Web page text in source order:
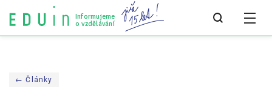
Informujeme
o vzdělávání
Všechny články
← Články